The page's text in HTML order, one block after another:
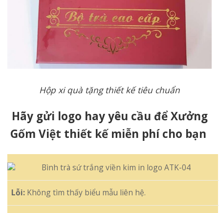
Hộp xi quà tặng thiết kế tiêu chuẩn
Hãy gửi logo hay yêu cầu để Xưởng
Gốm Việt thiết kế miễn phí cho bạn
Lỗi:Không tìm thấy biểu mẫu liên hệ.